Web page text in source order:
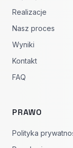
Realizacje
Nasz proces
Wyniki
Kontakt
FAQ
PRAWO
Polityka